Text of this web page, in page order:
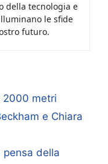
della tecnologia e
le sfide
futuro.
2000 metri
e Chiara
pensa della